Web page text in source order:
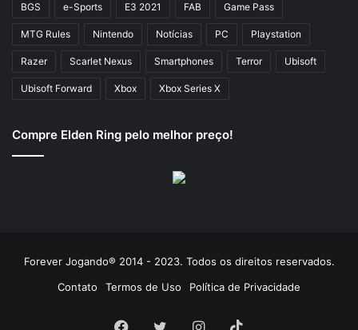
BGS e-Sports E3 2021 FAB Game Pass
MTG Rules Nintendo Notícias PC Playstation
Razer Scarlet Nexus Smartphones Terror Ubisoft
Ubisoft Forward Xbox Xbox Series X
Compre Elden Ring pelo melhor preço!
Forever Jogando® 2014 - 2023. Todos os direitos reservados.
Contato
Termos de Uso Política de Privacidade